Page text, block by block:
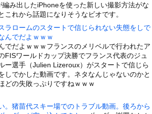
顔出し）が一番抜ける
底的な刷新が必要だ』と監督や協会を...
れるわｗｗｗｗ
吹き飛ぶ
ｗw
！！
編み出したiPhoneを使った新しい撮影方法がな
これから話題になりそうなビオです。
ラロームのスタートで信じられない失態をしで
んでだよｗｗｗ
でだよｗｗｗフランスのメリベルで行われたア
FISワールドカップ決勝でフランス代表のジュ
ー選手（Julien Lizeroux）がスタートで信じら
しでかした動画です。ネタなんじゃないのかと
どの失敗っぷりですねｗｗｗ
。猪苗代スキー場でのトラブル動画。後ろから